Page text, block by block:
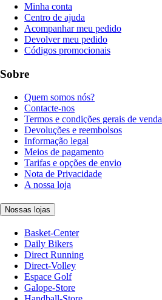
Minha conta
Centro de ajuda
Acompanhar meu pedido
Devolver meu pedido
Códigos promocionais
Sobre
Quem somos nós?
Contacte-nos
Termos e condições gerais de venda
Devoluções e reembolsos
Informação legal
Meios de pagamento
Tarifas e opções de envio
Nota de Privacidade
A nossa loja
Nossas lojas
Basket-Center
Daily Bikers
Direct Running
Direct-Volley
Espace Golf
Galope-Store